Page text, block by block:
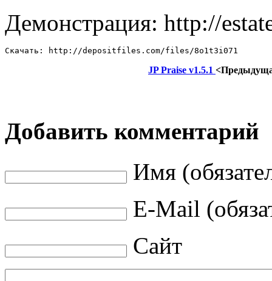
Демонстрация: http://
Скачать: http://depositfiles.com/files/8o1t3i071
JP Praise v1.5.1
Добавить комментарий
Имя
E-Mail
Сайт